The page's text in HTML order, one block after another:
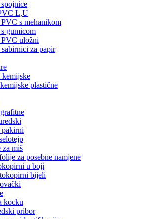
L,U
s mehanikom
gumicom
uložni
za papir
kemijske
plastične
pakirni
za miš
za posebne namjene
u boji
bijeli
kocku
pribor